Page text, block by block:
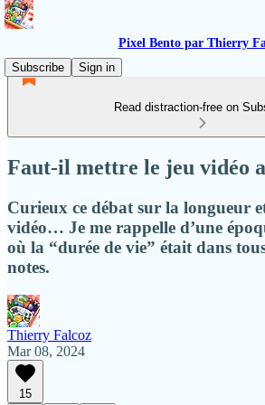
Pixel Bento par Thierry
Subscribe
Sign in
Read distraction-free on
Faut-il mettre le jeu vidéo
Curieux ce débat sur la longueur
vidéo… Je me rappelle d’une
où la “durée de vie” était dans
notes.
Thierry Falcoz
Mar 08, 2024
15